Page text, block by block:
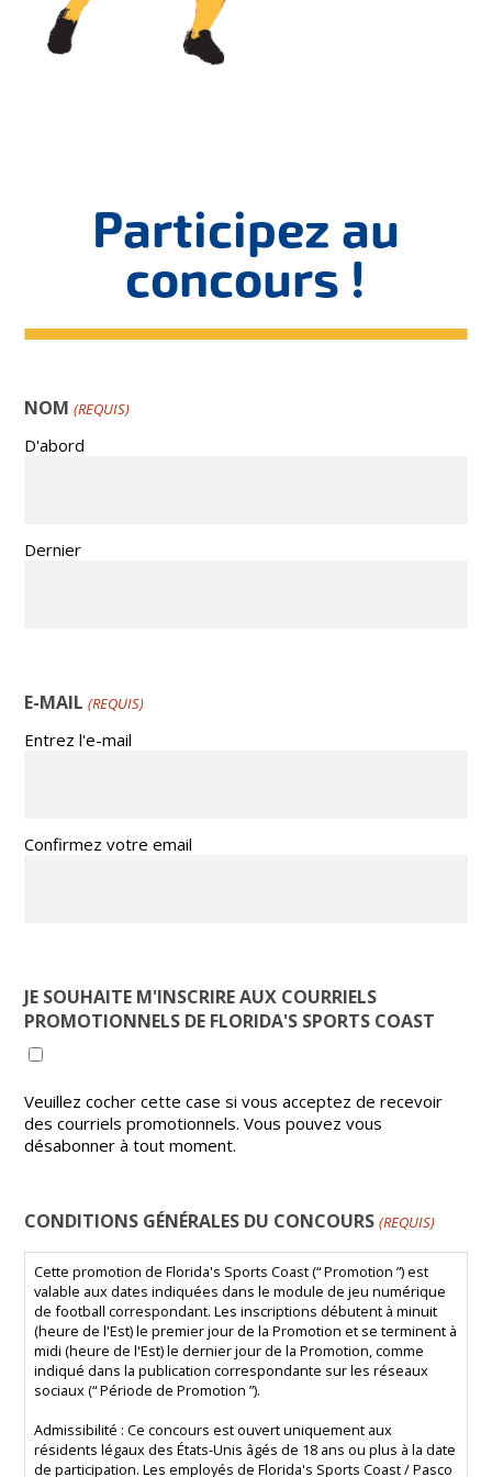
Participez au
concours !
NOM (REQUIS)
D'abord
Dernier
E-MAIL (REQUIS)
Entrez l'e-mail
Confirmez votre email
JE SOUHAITE M'INSCRIRE AUX COURRIELS
PROMOTIONNELS DE FLORIDA'S SPORTS COAST
Veuillez cocher cette case si vous acceptez de recevoir
des courriels promotionnels. Vous pouvez vous
désabonner à tout moment.
CONDITIONS GÉNÉRALES DU CONCOURS (REQUIS)
Cette promotion de Florida's Sports Coast (“ Promotion ”) est
valable aux dates indiquées dans le module de jeu numérique
de football correspondant. Les inscriptions débutent à minuit
(heure de l'Est) le premier jour de la Promotion et se terminent à
midi (heure de l'Est) le dernier jour de la Promotion, comme
indiqué dans la publication correspondante sur les réseaux
sociaux (“ Période de Promotion ”).
Admissibilité : Ce concours est ouvert uniquement aux
résidents légaux des États-Unis âgés de 18 ans ou plus à la date
de participation. Les employés de Florida's Sports Coast / Pasco